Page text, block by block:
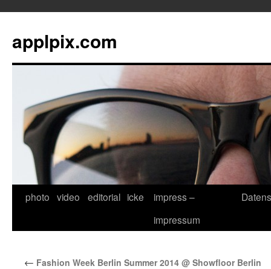
applpix.com
Zum
photo video editorial icke
impress –
impressum
← Fashion Week Berlin Summer 2014 @ Showfloor Berlin